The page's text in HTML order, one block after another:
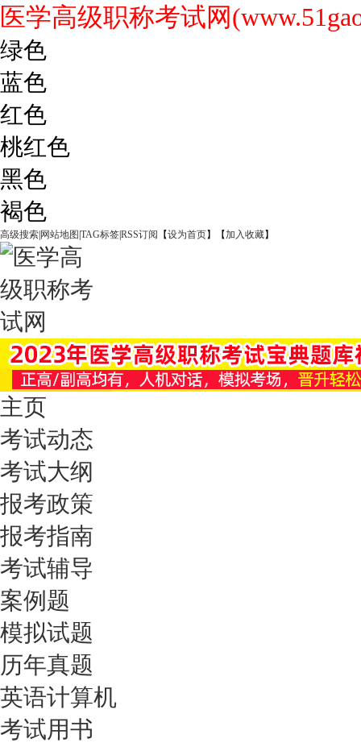
医学高级职称考试网
绿色
蓝色
红色
桃红色
黑色
褐色
高级搜索 网站地图 TAG标签RSS订阅 【设为首页】【加入收藏】
主页
考试动态
考试大纲
报考政策
报考指南
考试辅导
案例题
模拟试题
历年真题
英语计算机
考试用书